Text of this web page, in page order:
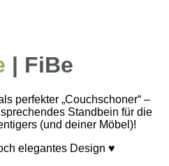
| FiBe
perfekter „Couchschoner“ –
Standbein für die
(und deiner Möbel)!
elegantes Design ♥